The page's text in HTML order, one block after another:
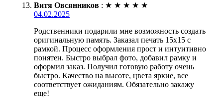
Витя Овсянников : ★ ★ ★ ★ ★
04.02.2025
Родственники подарили мне возможность создать
оригинальную память. Заказал печать 15х15 с
рамкой. Процесс оформления прост и интуитивно
понятен. Быстро выбрал фото, добавил рамку и
оформил заказ. Получил готовую работу очень
быстро. Качество на высоте, цвета яркие, все
соответствует ожиданиям. Обязательно закажу
еще!